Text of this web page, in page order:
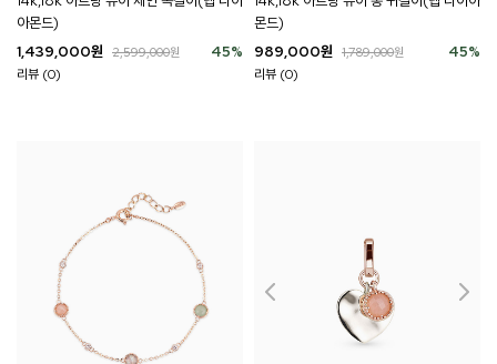
아몬드)
45%
1,439,000원 2,599,000원
리뷰 (0)
몬드)
45%
989,000원 1,789,000원
리뷰 (0)